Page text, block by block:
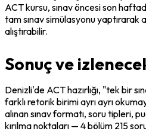
ACT kursu, sınav öncesi son
tam sınav simülasyonu yaptırarak
alıştırabilir.
Sonuç ve
Denizli'de ACT hazırlığı, "tek bir
farklı retorik birimi ayrı ayrı
alınan sınav formatı, soru tipleri,
kırılma noktaları — 4 bölüm 215